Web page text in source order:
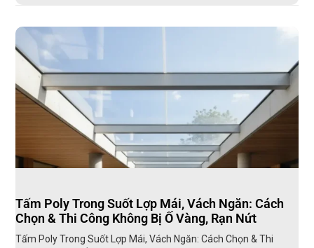
Tấm Poly Trong Suốt Lợp Mái, Vách Ngăn: Cách
Chọn & Thi Công Không Bị Ố Vàng, Rạn Nứt
Tấm Poly Trong Suốt Lợp Mái, Vách Ngăn: Cách Chọn & Thi